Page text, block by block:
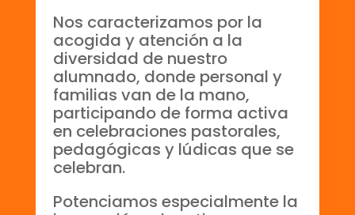
Nos caracterizamos por la
acogida y atención a la
diversidad de nuestro
alumnado, donde personal y
familias van de la mano,
participando de forma activa
en celebraciones pastorales,
pedagógicas y lúdicas que se
celebran.
Potenciamos especialmente la